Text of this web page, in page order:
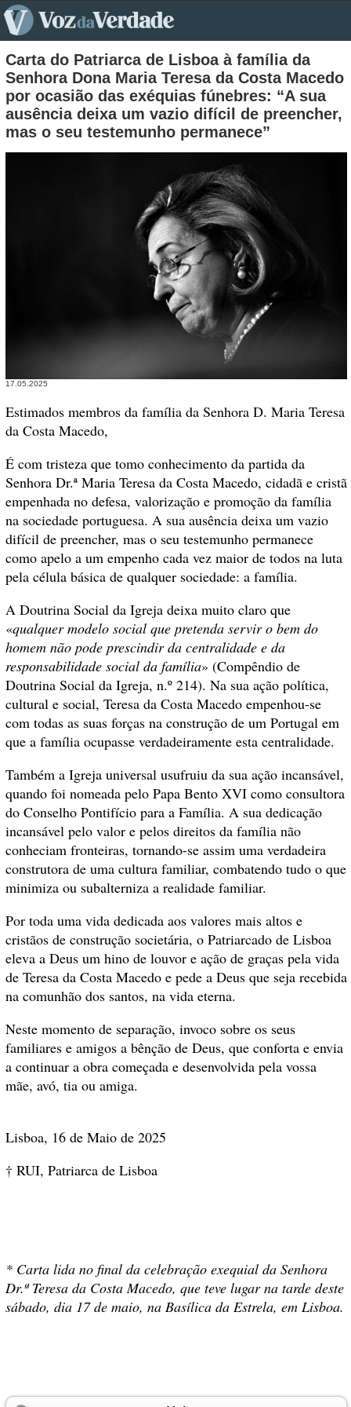
Carta do Patriarca de Lisboa à família da
Senhora Dona Maria Teresa da Costa Macedo
por ocasião das exéquias fúnebres: “A sua
ausência deixa um vazio difícil de preencher,
mas o seu testemunho permanece”
17.05.2025
Estimados membros da família da Senhora D. Maria Teresa
da Costa Macedo,
É com tristeza que tomo conhecimento da partida da
Senhora Dr.ª Maria Teresa da Costa Macedo, cidadã e cristã
empenhada no defesa, valorização e promoção da família
na sociedade portuguesa. A sua ausência deixa um vazio
difícil de preencher, mas o seu testemunho permanece
como apelo a um empenho cada vez maior de todos na luta
pela célula básica de qualquer sociedade: a família.
A Doutrina Social da Igreja deixa muito claro que
«qualquer modelo social que pretenda servir o bem do
homem não pode prescindir da centralidade e da
responsabilidade social da família» (Compêndio de
Doutrina Social da Igreja, n.º 214). Na sua ação política,
cultural e social, Teresa da Costa Macedo empenhou-se
com todas as suas forças na construção de um Portugal em
que a família ocupasse verdadeiramente esta centralidade.
Também a Igreja universal usufruiu da sua ação incansável,
quando foi nomeada pelo Papa Bento XVI como consultora
do Conselho Pontifício para a Família. A sua dedicação
incansável pelo valor e pelos direitos da família não
conheciam fronteiras, tornando-se assim uma verdadeira
construtora de uma cultura familiar, combatendo tudo o que
minimiza ou subalterniza a realidade familiar.
Por toda uma vida dedicada aos valores mais altos e
cristãos de construção societária, o Patriarcado de Lisboa
eleva a Deus um hino de louvor e ação de graças pela vida
de Teresa da Costa Macedo e pede a Deus que seja recebida
na comunhão dos santos, na vida eterna.
Neste momento de separação, invoco sobre os seus
familiares e amigos a bênção de Deus, que conforta e envia
a continuar a obra começada e desenvolvida pela vossa
mãe, avó, tia ou amiga.
Lisboa, 16 de Maio de 2025
† RUI, Patriarca de Lisboa
* Carta lida no final da celebração exequial da Senhora
Dr.ª Teresa da Costa Macedo, que teve lugar na tarde deste
sábado, dia 17 de maio, na Basílica da Estrela, em Lisboa.